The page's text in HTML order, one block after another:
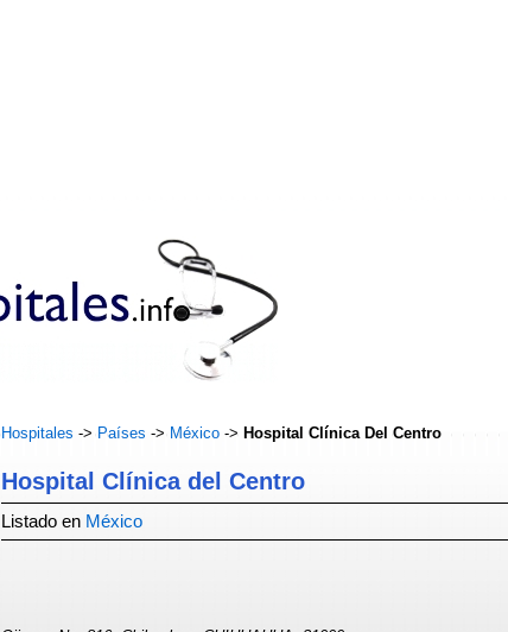
Hospitales -> Países -> México -> Hospital Clínica Del Centro
Hospital Clínica del Centro
Listado en México